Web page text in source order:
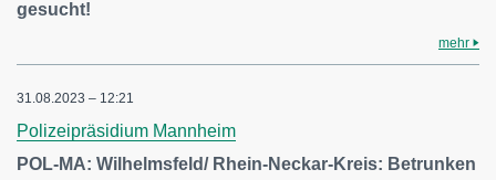
gesucht!
mehr
31.08.2023 – 12:21
Polizeipräsidium Mannheim
POL-MA: Wilhelmsfeld/ Rhein-Neckar-Kreis: Betrunken